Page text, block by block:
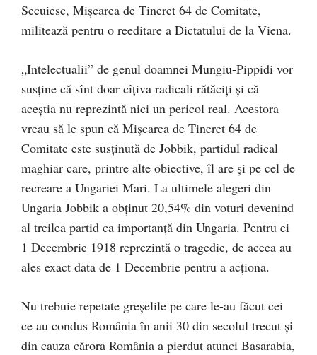
Secuiesc, Mișcarea de Tineret 64 de Comitate,
militează pentru o reeditare a Dictatului de la Viena.
„Intelectualii” de genul doamnei Mungiu-Pippidi vor
susține că sînt doar cîțiva radicali rătăciți și că
aceștia nu reprezintă nici un pericol real. Acestora
vreau să le spun că Mișcarea de Tineret 64 de
Comitate este susținută de Jobbik, partidul radical
maghiar care, printre alte obiective, îl are și pe cel de
recreare a Ungariei Mari. La ultimele alegeri din
Ungaria Jobbik a obținut 20,54% din voturi devenind
al treilea partid ca importanță din Ungaria. Pentru ei
1 Decembrie 1918 reprezintă o tragedie, de aceea au
ales exact data de 1 Decembrie pentru a acționa.
Nu trebuie repetate greșelile pe care le-au făcut cei
ce au condus România în anii 30 din secolul trecut și
din cauza cărora România a pierdut atunci Basarabia,